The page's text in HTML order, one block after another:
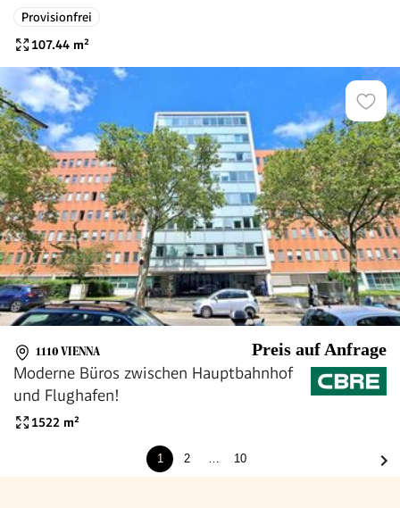
Provisionfrei
107.44 m²
1110 VIENNA Preis auf Anfrage
Moderne Büros zwischen Hauptbahnhof
und Flughafen!
1522 m²
1 2 … 10